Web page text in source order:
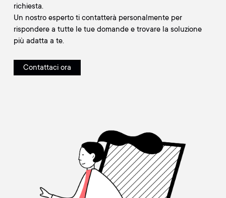
richiesta.
Un nostro esperto ti contatterà personalmente per
rispondere a tutte le tue domande e trovare la soluzione
più adatta a te.
Contattaci ora